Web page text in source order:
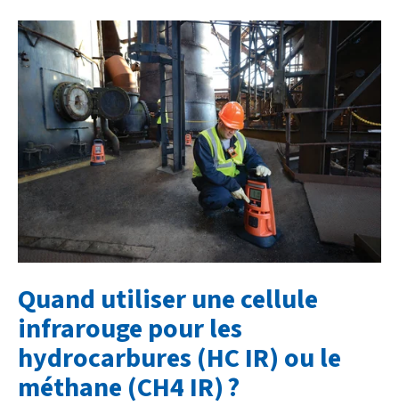
Quand utiliser une cellule
infrarouge pour les
hydrocarbures (HC IR) ou le
méthane (CH4 IR) ?